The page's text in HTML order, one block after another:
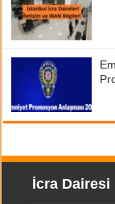
İcra Dairesi